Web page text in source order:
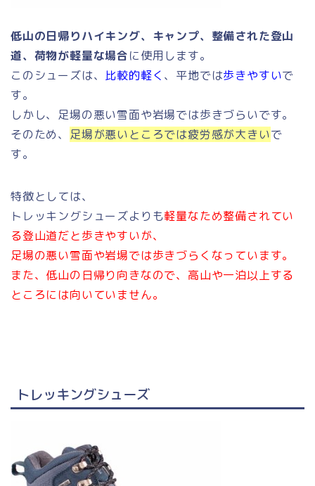
低山の日帰りハイキング、キャンプ、整備された登山
道、荷物が軽量な場合に使用します。
このシューズは、 比較的軽く 、平地では歩きやすいで
す。
しかし、足場の悪い雪面や岩場では歩きづらいです。
そのため、 足場が悪いところでは疲労感が大きいで
す。
特徴としては、
トレッキングシューズよりも軽量なため整備されてい
る登山道だと歩きやすいが、
足場の悪い雪面や岩場では歩きづらくなっています。
また、低山の日帰り向きなので、高山や一泊以上する
ところには向いていません。
トレッキングシューズ